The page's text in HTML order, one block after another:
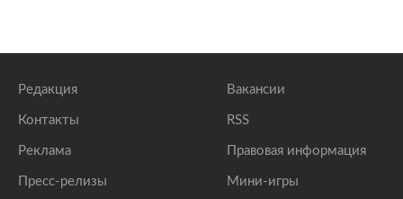
Редакция
Контакты
Реклама
Пресс-релизы
Вакансии
RSS
Правовая информация
Мини-игры